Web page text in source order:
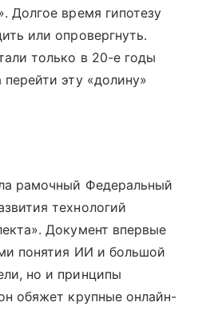
Долгое время гипотезу
или опровергнуть.
только в 20-е годы
эту «долину»
рамочный Федеральный
технологий
Документ впервые
понятия ИИ и большой
но и принципы
обяжет крупные онлайн-